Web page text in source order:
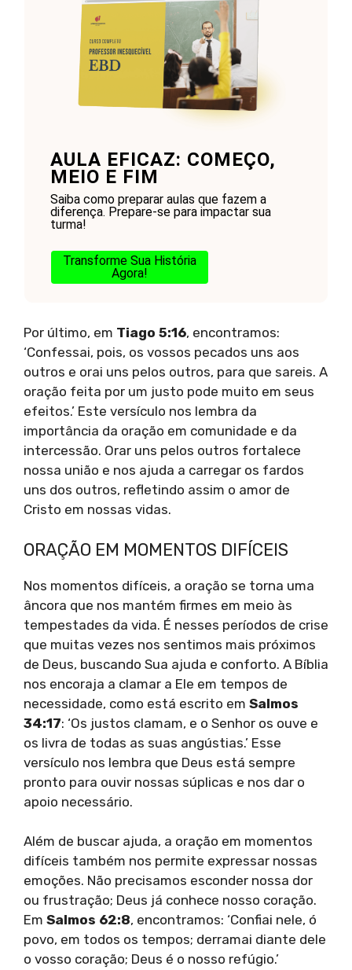
AULA EFICAZ: COMEÇO,
MEIO E FIM
Saiba como preparar aulas que fazem a
diferença. Prepare-se para impactar sua
turma!
Transforme Sua História
Agora!
Por último, em Tiago 5:16, encontramos:
‘Confessai, pois, os vossos pecados uns aos
outros e orai uns pelos outros, para que sareis. A
oração feita por um justo pode muito em seus
efeitos.’ Este versículo nos lembra da
importância da oração em comunidade e da
intercessão. Orar uns pelos outros fortalece
nossa união e nos ajuda a carregar os fardos
uns dos outros, refletindo assim o amor de
Cristo em nossas vidas.
ORAÇÃO EM MOMENTOS DIFÍCEIS
Nos momentos difíceis, a oração se torna uma
âncora que nos mantém firmes em meio às
tempestades da vida. É nesses períodos de crise
que muitas vezes nos sentimos mais próximos
de Deus, buscando Sua ajuda e conforto. A Bíblia
nos encoraja a clamar a Ele em tempos de
necessidade, como está escrito em Salmos
34:17: ‘Os justos clamam, e o Senhor os ouve e
os livra de todas as suas angústias.’ Esse
versículo nos lembra que Deus está sempre
pronto para ouvir nossas súplicas e nos dar o
apoio necessário.
Além de buscar ajuda, a oração em momentos
difíceis também nos permite expressar nossas
emoções. Não precisamos esconder nossa dor
ou frustração; Deus já conhece nosso coração.
Em Salmos 62:8, encontramos: ‘Confiai nele, ó
povo, em todos os tempos; derramai diante dele
o vosso coração; Deus é o nosso refúgio.’